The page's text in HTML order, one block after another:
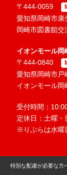
〒444-0059
愛知県岡崎市康
岡崎市図書館
イオンモール岡
〒444-0840
愛知県岡崎市戸
イオンモール岡
受付時間：
定休日：土曜・
※りぶらは水曜
特別な配慮が必要な方